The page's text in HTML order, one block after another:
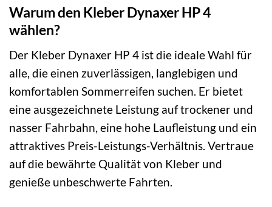
Warum den Kleber Dynaxer HP 4
wählen?
Der Kleber Dynaxer HP 4 ist die ideale Wahl für
alle, die einen zuverlässigen, langlebigen und
komfortablen Sommerreifen suchen. Er bietet
eine ausgezeichnete Leistung auf trockener und
nasser Fahrbahn, eine hohe Laufleistung und ein
attraktives Preis-Leistungs-Verhältnis. Vertraue
auf die bewährte Qualität von Kleber und
genieße unbeschwerte Fahrten.